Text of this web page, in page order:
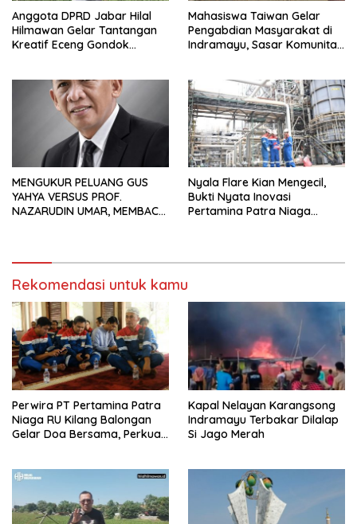
Anggota DPRD Jabar Hilal
Hilmawan Gelar Tantangan
Kreatif Eceng Gondok
Mahasiswa Taiwan Gelar
Pengabdian Masyarakat di
Indramayu, Sasar Komunitas
MENGUKUR PELUANG GUS
YAHYA VERSUS PROF.
NAZARUDIN UMAR, MEMBACA
Nyala Flare Kian Mengecil,
Bukti Nyata Inovasi
Pertamina Patra Niaga
Rekomendasi untuk kamu
Perwira PT Pertamina Patra
Niaga RU Kilang Balongan
Gelar Doa Bersama, Perkuat
Kapal Nelayan Karangsong
Indramayu Terbakar Dilalap
Si Jago Merah